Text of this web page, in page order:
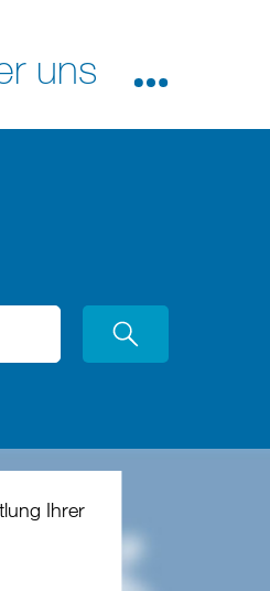
uns
Ihrer